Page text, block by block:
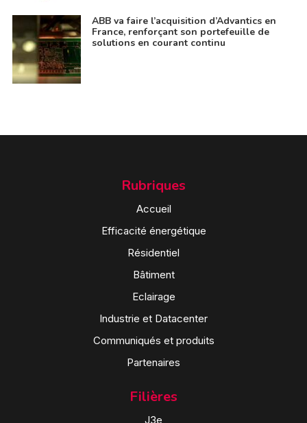
ABB va faire l’acquisition d’Advantics en
France, renforçant son portefeuille de
solutions en courant continu
Rubriques
Accueil
Efficacité énergétique
Résidentiel
Bâtiment
Eclairage
Industrie et Datacenter
Communiqués et produits
Partenaires
Filières
J3e